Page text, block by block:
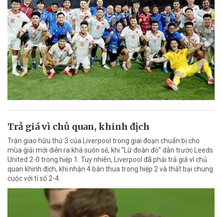
Trả giá vì chủ quan, khinh địch
Trận giao hữu thứ 3 của Liverpool trong giai đoạn chuẩn bị cho
mùa giải mới diễn ra khá suôn sẻ, khi “Lữ đoàn đỏ” dẫn trước Leeds
United 2-0 trong hiệp 1. Tuy nhiên, Liverpool đã phải trả giá vì chủ
quan khinh địch, khi nhận 4 bàn thua trong hiệp 2 và thất bại chung
cuộc với tỉ số 2-4.